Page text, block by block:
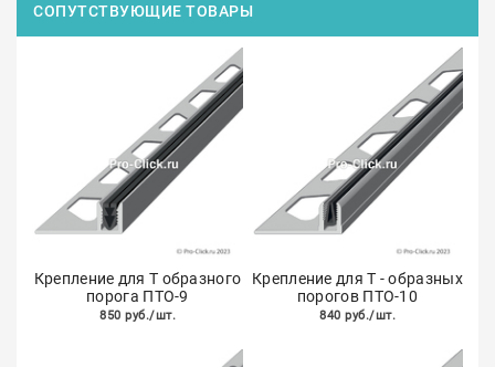
СОПУТСТВУЮЩИЕ ТОВАРЫ
Крепление для Т образного
порога ПТО-9
850 руб./шт.
Крепление для Т - образных
порогов ПТО-10
840 руб./шт.